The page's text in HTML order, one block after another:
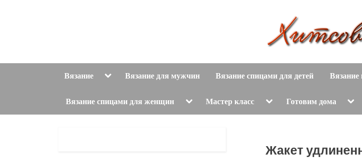
и
т
о
вязание
с
Вязание ToggleВязание для мужчин Вязание спицами для детей
Вязание спицами для женщин Toggle
menu
Мастер класс Toggle
menu
Готовим дома
Жакет